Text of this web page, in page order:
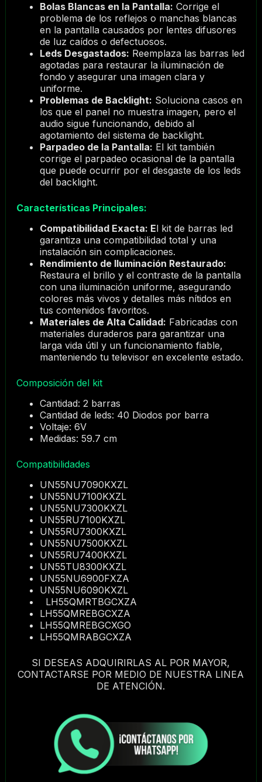
Bolas Blancas en la Pantalla: Corrige el
problema de los reflejos o manchas blancas
en la pantalla causados por lentes difusores
de luz caídos o defectuosos.
Leds Desgastados: Reemplaza las barras led
agotadas para restaurar la iluminación de
fondo y asegurar una imagen clara y
uniforme.
Problemas de Backlight: Soluciona casos en
los que el panel no muestra imagen, pero el
audio sigue funcionando, debido al
agotamiento del sistema de backlight.
Parpadeo de la Pantalla: El kit también
corrige el parpadeo ocasional de la pantalla
que puede ocurrir por el desgaste de los leds
del backlight.
Características Principales:
Compatibilidad Exacta: El kit de barras led
garantiza una compatibilidad total y una
instalación sin complicaciones.
Rendimiento de Iluminación Restaurado:
Restaura el brillo y el contraste de la pantalla
con una iluminación uniforme, asegurando
colores más vivos y detalles más nítidos en
tus contenidos favoritos.
Materiales de Alta Calidad: Fabricadas con
materiales duraderos para garantizar una
larga vida útil y un funcionamiento fiable,
manteniendo tu televisor en excelente estado.
Composición del kit
Cantidad: 2 barras
Cantidad de leds: 40 Diodos por barra
Voltaje: 6V
Medidas: 59.7 cm
Compatibilidades
UN55NU7090KXZL
UN55NU7100KXZL
UN55NU7300KXZL
UN55RU7100KXZL
UN55RU7300KXZL
UN55NU7500KXZL
UN55RU7400KXZL
UN55TU8300KXZL
UN55NU6900FXZA
UN55NU6090KXZL
LH55QMRTBGCXZA
LH55QMREBGCXZA
LH55QMREBGCXGO
LH55QMRABGCXZA
SI DESEAS ADQUIRIRLAS AL POR MAYOR,
CONTACTARSE POR MEDIO DE NUESTRA LINEA
DE ATENCIÓN.